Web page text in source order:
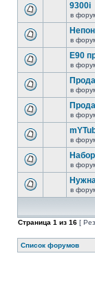
9300i
в
в
Е90
в
в
в
в
в
в
Страница 1 из 16 [
Список форумов